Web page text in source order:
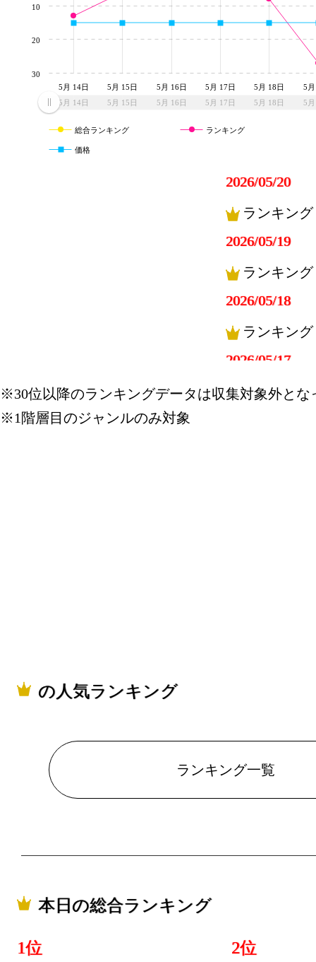
5月 14日 5月 15日 5月 16日 5月 17日 5月 18日 5
5月 14日 5月 15日 5月 16日 5月 17日 5月 18日 5
10
20
30
総合ランキング ランキング
価格
2026/05/20
ランキン
2026/05/19
ランキン
2026/05/18
ランキン
2026/05/17
ランキング
※30位以降のランキングデータは収集対象外とな
※1階層目のジャンルのみ対象
の人気ランキング
ランキング一覧
本日の総合ランキング
1位 2位